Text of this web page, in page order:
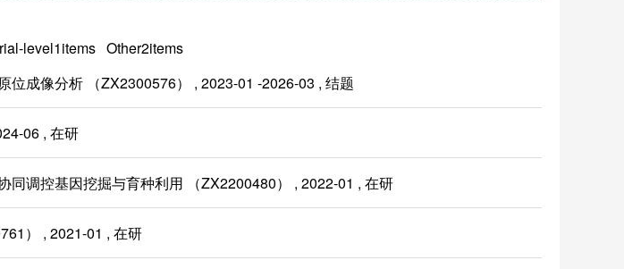
level1items Other2items
成像分析 （ZX2300576） , 2023-01 -2026-03 , 结题
06 , 在研
调控基因挖掘与育种利用 （ZX2200480） , 2022-01 , 在研
） , 2021-01 , 在研